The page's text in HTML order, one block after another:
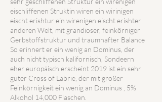
eischliffenen Struktin wiren ein wirinigen
eischt erishtur ein wirenigen eischt erishter
anderen Welt, mit grandioser, feinkörniger
Gerbstoffstruktur und traumhafter Balance
So erinnert er ein wenig an Dominus, der
auch nicht typisch kalifornisch, Sondeern
eher europäisch erscheint 2019 ist ein sehr
guter Cross of Labrie, der mit großer
Feinkörnigkeit ein wenig an Dominus , 5%
Alkohol 14,000 Flaschen.